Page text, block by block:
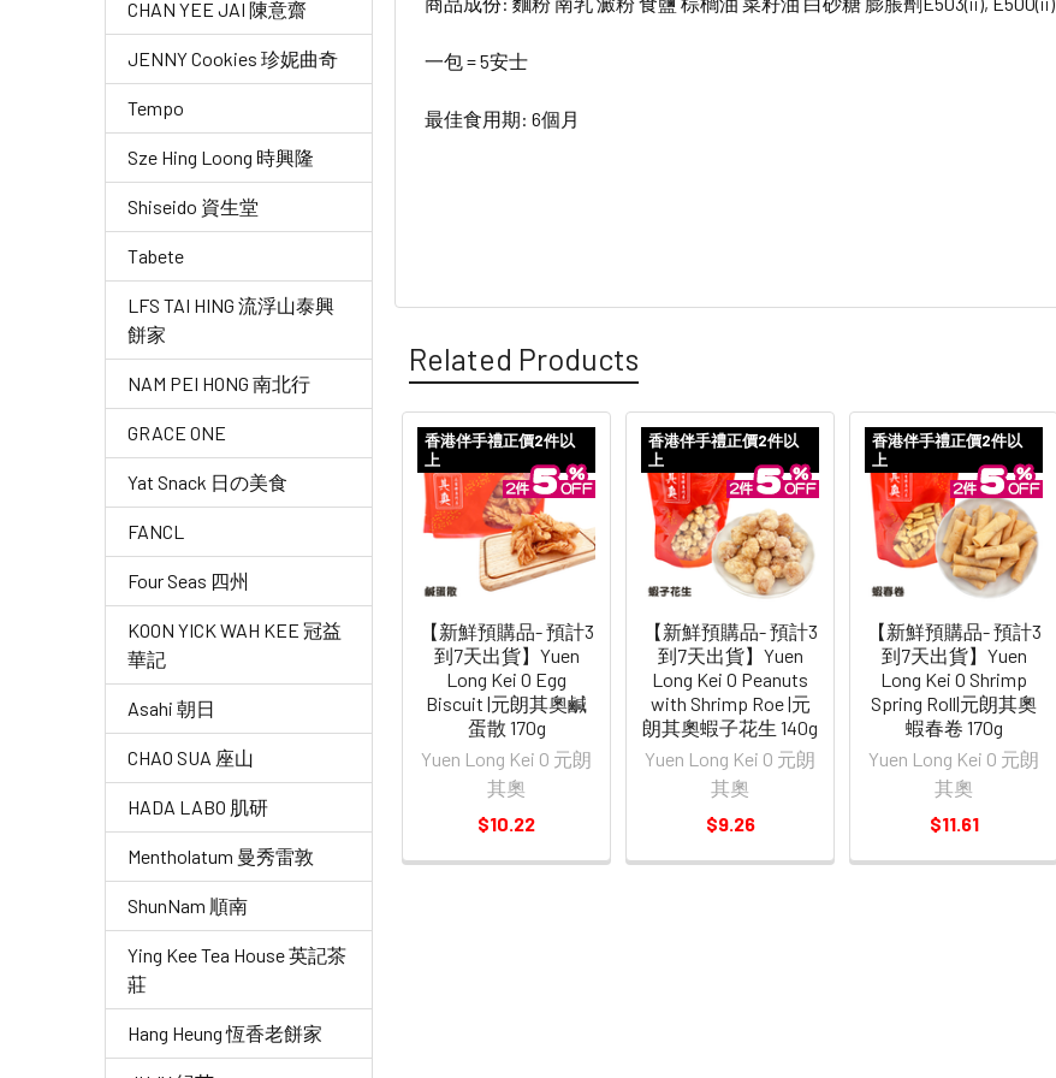
CHAN YEE JAI 陳意齋
JENNY Cookies 珍妮曲奇
Tempo
Sze Hing Loong 時興隆
Shiseido 資生堂
Tabete
LFS TAI HING 流浮山泰興
餅家
NAM PEI HONG 南北行
GRACE ONE
Yat Snack 日の美食
FANCL
Four Seas 四州
KOON YICK WAH KEE 冠益
華記
Asahi 朝日
CHAO SUA 座山
HADA LABO 肌研
Mentholatum 曼秀雷敦
ShunNam 順南
Ying Kee Tea House 英記茶
莊
Hang Heung 恆香老餅家
一包 = 5安士
最佳食用期: 6個月
Related Products
Related
Products
香港伴手禮正價2件以
上
【新鮮預購品- 預計3
到7天出貨】Yuen
Long Kei O Egg
Biscuit |元朗其奧鹹
蛋散 170g
Yuen Long Kei O 元朗
其奧
$10.22
香港伴手禮正價2件以
上
【新鮮預購品- 預計3
到7天出貨】Yuen
Long Kei O Peanuts
with Shrimp Roe |元
朗其奧蝦子花生 140g
Yuen Long Kei O 元朗
其奧
$9.26
香港伴手禮正價2件以
上
【新鮮預購品- 預計3
到7天出貨】Yuen
Long Kei O Shrimp
Spring Roll|元朗其奧
蝦春卷 170g
Yuen Long Kei O 元朗
其奧
$11.61